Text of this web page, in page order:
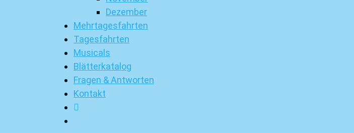
Dezember
Mehrtagesfahrten
Tagesfahrten
Musicals
Blätterkatalog
Fragen & Antworten
Kontakt